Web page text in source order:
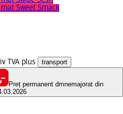
Sweet Smack
TVA plus transport
Preț permanent dmnemajorat din